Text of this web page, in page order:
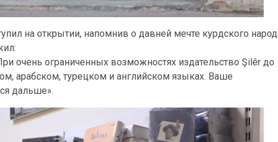
на открытии, напомнив о давней мечте курдского
очень ограниченных возможностях издательство Şilêr до
арабском, турецком и английском языках. Ваше
дальше».